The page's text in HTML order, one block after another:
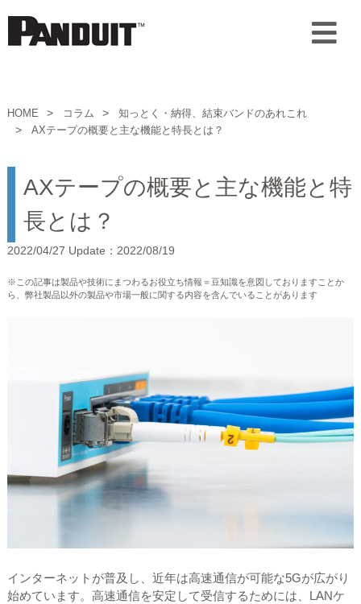
HOME コラム
知っとく・納得、結束バンドのあれこれ
AXテープの概要と主な機能と特長とは？
AXテープの概要と主な機能と特
長とは？
2022/04/27 Update：2022/08/19
※この記事は製品や技術にまつわるお役立ち情報＝豆知識を意図しておりますことか
ら、弊社製品以外の製品や市場一般に関する内容を含んでいることがあります
インターネットが普及し、近年は高速通信が可能な5Gが広がり
始めています。高速通信を安定して受信するためには、LANケ